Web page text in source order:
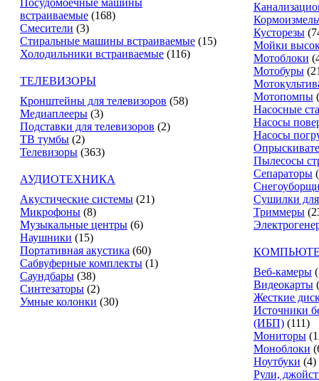
Посудомоечные машины
встраиваемые (168)
Смесители (3)
Стиральные машины встраиваемые (15)
Холодильники встраиваемые (116)
ТЕЛЕВИЗОРЫ
Кронштейны для телевизоров (58)
Медиаплееры (3)
Подставки для телевизоров (2)
ТВ тумбы (2)
Телевизоры (363)
АУДИОТЕХНИКА
Акустические системы (21)
Микрофоны (8)
Музыкальные центры (6)
Наушники (15)
Портативная акустика (60)
Сабвуферные комплекты (1)
Саундбары (38)
Синтезаторы (2)
Умные колонки (30)
Кусторезы
Мойки
Мотоблоки
Мотобуры
Мотопомпы
Насосные
Насосы
Насосы
Пылесосы
Сепараторы
Сушилки
Триммеры
Веб-камеры
Видеокарты
Жесткие
Источники
(ИБП) (111)
Мониторы
Моноблоки
Ноутбуки (4)
Рули,